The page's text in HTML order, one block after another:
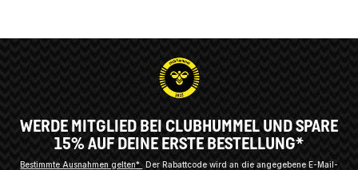
WERDE MITGLIED BEI CLUBHUMMEL UND SPARE
15% AUF DEINE ERSTE BESTELLUNG*
Bestimmte Ausnahmen gelten* Der Rabattcode wird an die angegebene E-Mail-